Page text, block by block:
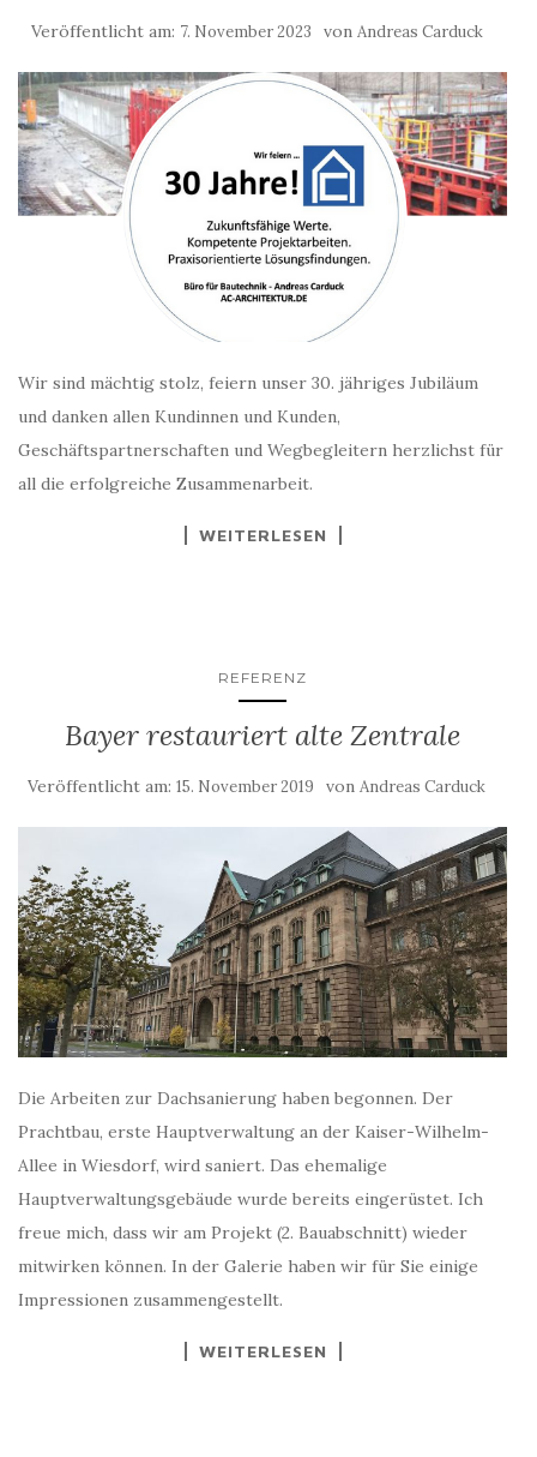
Veröffentlicht am: 7. November 2023 von Andreas Carduck
Wir sind mächtig stolz, feiern unser 30. jähriges Jubiläum
und danken allen Kundinnen und Kunden,
Geschäftspartnerschaften und Wegbegleitern herzlichst für
all die erfolgreiche Zusammenarbeit.
WEITERLESEN
REFERENZ
Bayer restauriert alte Zentrale
Veröffentlicht am: 15. November 2019 von Andreas Carduck
Die Arbeiten zur Dachsanierung haben begonnen. Der
Prachtbau, erste Hauptverwaltung an der Kaiser-Wilhelm-
Allee in Wiesdorf, wird saniert. Das ehemalige
Hauptverwaltungsgebäude wurde bereits eingerüstet. Ich
freue mich, dass wir am Projekt (2. Bauabschnitt) wieder
mitwirken können. In der Galerie haben wir für Sie einige
Impressionen zusammengestellt.
WEITERLESEN